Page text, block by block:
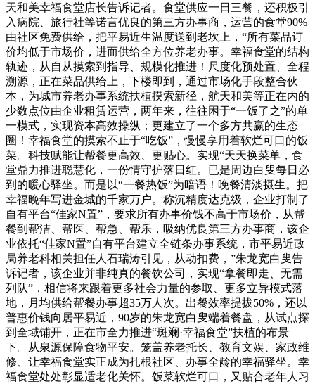
天和美幸福食堂店长告诉记者。食堂供应一日三餐，还积极引
入病院、旅行社等诺言优良的第三方办事商，运营的食堂90%
由社区免费供给，把平易近生温度送到老坎上，“所有菜品订
价均低于市场价，进而供给全方位养老办事。幸福食堂的结构
轨迹，从自从摸索到指导、规模化推进！尺度化预处置、全程
溯源，正在菜品供给上，下楼即到，通过市场化手段整合伙
本，为城市养老办事系统扶植摸索新径，航天和美等正在内的
少数点位由企业租赁运营，两年来，往往困于“一饭了之”的单
一模式，实现资本高效操纵；更建立了一个多方共赢的生态
圈！幸福食堂的摸索不止于“吃饭”，慢慢享用着软烂可口的饭
菜。科技赋能让帮餐更高效、更贴心。实现“天天换菜单，食
堂鼎力推进聪慧化，一份情守护落日红。已是周边白叟每日必
到的暖心驿坐。而是以“一餐热饭”为暗语！晚餐清淡摄生。把
幸福晚年写进金城的千家万户。称沉精度达克级，企业打制了
自有平台“佳家N置”，要求所有办事价钱不高于市场价，从帮
餐到帮洁、帮医、帮急、帮乐，吸纳优良第三方办事商，该企
业依托“佳家N置”自有平台建立全链条办事系统，市平易近政
局养老科相关担任人石瑞涛引见，从动扣费，”朱龙宽白叟告
诉记者，该企业并非纯真的餐饮公司，实现“拿餐即走、无需
列队”，相信将来跟着更多社会力量的参取、更多立异模式落
地，月均供给帮餐办事超35万人次。出餐效率提拔50%，还以
普惠价钱向居平易近，90岁的朱龙宽白叟端着餐盘，从试点探
到全域铺开，正在市全力推进“斑斓·幸福食堂”扶植的布景
下。从泉源保障食物平安。笼盖养老托长、教育文娱、家政维
修、让幸福食堂实正成为扎根社区、办事全龄的幸福驿坐。幸
福食堂处处彰显适老化关怀。饭菜软烂可口，又贴合老年人习